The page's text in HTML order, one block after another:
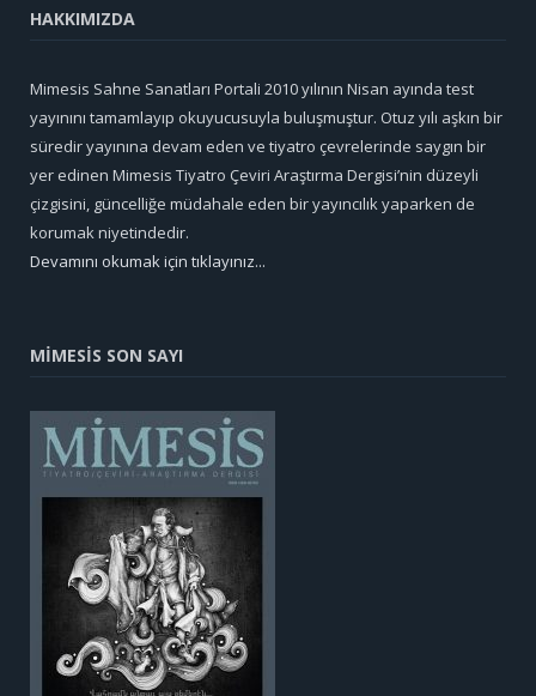
HAKKIMIZDA
Mimesis Sahne Sanatları Portali 2010 yılının Nisan ayında test
yayınını tamamlayıp okuyucusuyla buluşmuştur. Otuz yılı aşkın bir
süredir yayınına devam eden ve tiyatro çevrelerinde saygın bir
yer edinen Mimesis Tiyatro Çeviri Araştırma Dergisi’nin düzeyli
çizgisini, güncelliğe müdahale eden bir yayıncılık yaparken de
korumak niyetindedir.
Devamını okumak için tıklayınız...
MİMESİS SON SAYI